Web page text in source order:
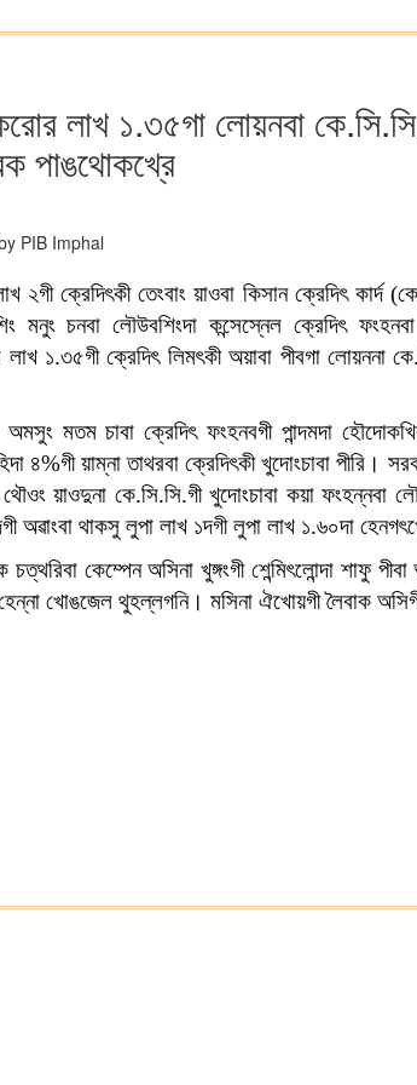
লাখ ১.৩৫গা লোয়নবা
পাঙথোকখ্রে
PIB Imphal
ক্রেদিৎকী তেংবাং য়াওবা কিসান ক্রেদিৎ কার্দ
চনবা লৌউবশিংদা কন্সেস্নেল ক্রেদিৎ
১.৩৫গী ক্রেদিৎ লিমৎকী অয়াবা পীবগা লোয়ননা
মতম চাবা ক্রেদিৎ ফংহনবগী পান্দমদা
৪%গী য়াম্না তাথরবা ক্রেদিৎকী খুদোংচাবা পীরি।
য়াওদুনা কে.সি.সি.গী খুদোংচাবা কয়া ফংহন্নবা
অৱাংবা থাকসু লুপা লাখ ১দগী লুপা লাখ ১.৬০দা
কেম্পেন অসিনা খুঙ্গংগী শেন্মিৎলোন্দা শাফু
খোঙজেল থুহল্লগনি। মসিনা ঐখোয়গী লৈবাক অসিগী